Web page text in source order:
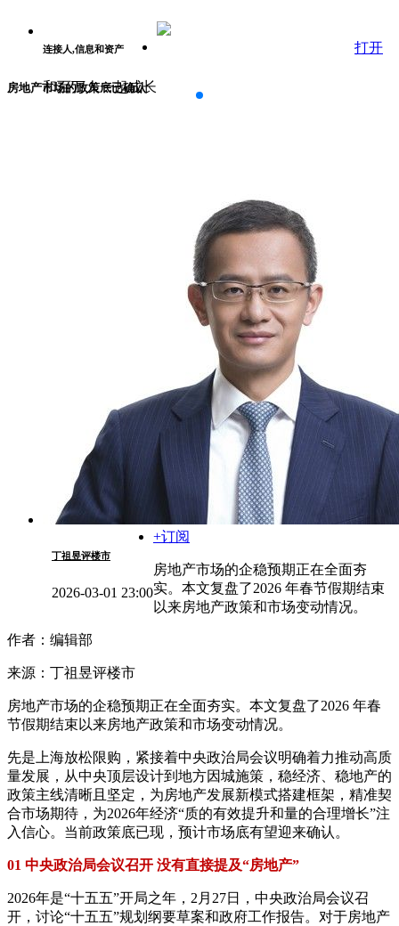
连接人,信息和资产
和百万人一起成长
打开
房地产市场的政策底已确认
丁祖昱评楼市
2026-03-01 23:00
+订阅
房地产市场的企稳预期正在全面夯
实。本文复盘了2026 年春节假期结束
以来房地产政策和市场变动情况。
作者：编辑部
来源：丁祖昱评楼市
房地产市场的企稳预期正在全面夯实。本文复盘了2026 年春
节假期结束以来房地产政策和市场变动情况。
先是上海放松限购，紧接着中央政治局会议明确着力推动高质
量发展，从中央顶层设计到地方因城施策，稳经济、稳地产的
政策主线清晰且坚定，为房地产发展新模式搭建框架，精准契
合市场期待，为2026年经济“质的有效提升和量的合理增长”注
入信心。当前政策底已现，预计市场底有望迎来确认。
01 中央政治局会议召开 没有直接提及“房地产”
2026年是“十五五”开局之年，2月27日，中央政治局会议召
开，讨论“十五五”规划纲要草案和政府工作报告。对于房地产